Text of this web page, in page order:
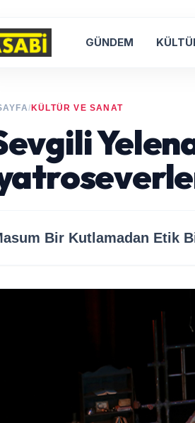
GÜNDEM
/ KÜLTÜR VE SANAT
Bir Kutlamadan Etik